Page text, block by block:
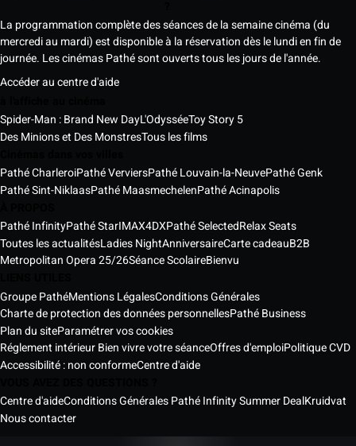
La programmation complète des séances de la semaine cinéma (du
mercredi au mardi) est disponible à la réservation dès le lundi en fin de
journée. Les cinémas Pathé sont ouverts tous les jours de l'année.
Accéder au centre d'aide
Spider-Man : Brand New DayL'OdysséeToy Story 5
Des Minions et Des MonstresTous les films
Pathé CharleroiPathé VerviersPathé Louvain-la-NeuvePathé Genk
Pathé Sint-NiklaasPathé MaasmechelenPathé Acinapolis
Pathé InfinityPathé StarIMAX4DXPathé SelectedRelax Seats
Toutes les actualitésLadies NightAnniversaireCarte cadeauB2B
Metropolitan Opera 25/26Séance ScolaireBienvu
Groupe PathéMentions LégalesConditions Générales
Charte de protection des données personnellesPathé Business
Plan du siteParamétrer vos cookies
Réglement intérieur Bien vivre votre séanceOffres d'emploiPolitique CVD
Accessibilité : non conformeCentre d'aide
Centre d'aideConditions Générales Pathé Infinity Summer DealKruidvat
Nous contacter